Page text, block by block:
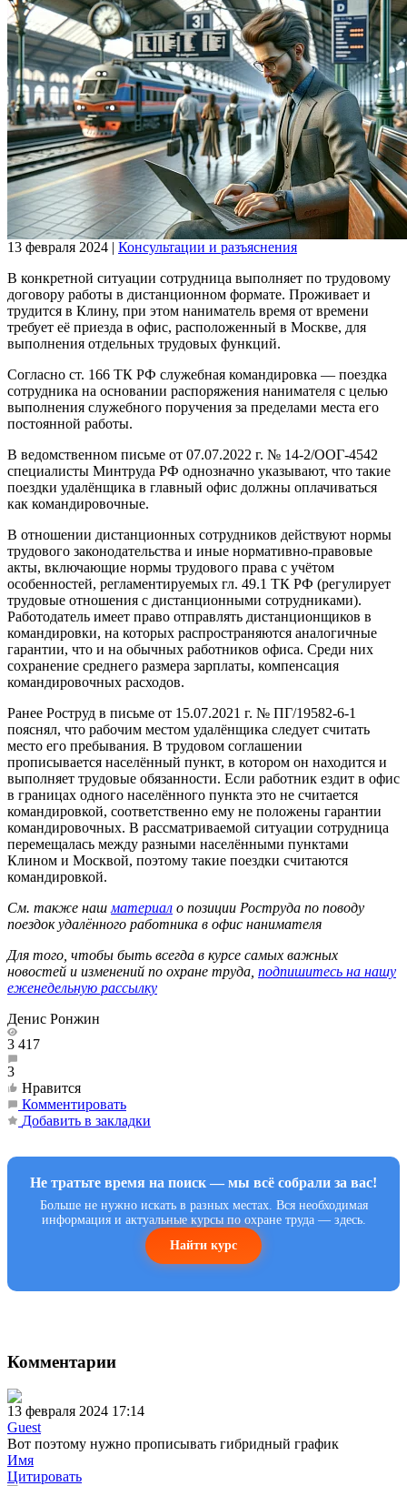
13 февраля 2024 | Консультации и разъяснения
В конкретной ситуации сотрудница выполняет по трудовому
договору работы в дистанционном формате. Проживает и
трудится в Клину, при этом наниматель время от времени
требует её приезда в офис, расположенный в Москве, для
выполнения отдельных трудовых функций.
Согласно ст. 166 ТК РФ служебная командировка — поездка
сотрудника на основании распоряжения нанимателя с целью
выполнения служебного поручения за пределами места его
постоянной работы.
В ведомственном письме от 07.07.2022 г. № 14-2/ООГ-4542
специалисты Минтруда РФ однозначно указывают, что такие
поездки удалёнщика в главный офис должны оплачиваться
как командировочные.
В отношении дистанционных сотрудников действуют нормы
трудового законодательства и иные нормативно-правовые
акты, включающие нормы трудового права с учётом
особенностей, регламентируемых гл. 49.1 ТК РФ (регулирует
трудовые отношения с дистанционными сотрудниками).
Работодатель имеет право отправлять дистанционщиков в
командировки, на которых распространяются аналогичные
гарантии, что и на обычных работников офиса. Среди них
сохранение среднего размера зарплаты, компенсация
командировочных расходов.
Ранее Роструд в письме от 15.07.2021 г. № ПГ/19582-6-1
пояснял, что рабочим местом удалёнщика следует считать
место его пребывания. В трудовом соглашении
прописывается населённый пункт, в котором он находится и
выполняет трудовые обязанности. Если работник ездит в офис
в границах одного населённого пункта это не считается
командировкой, соответственно ему не положены гарантии
командировочных. В рассматриваемой ситуации сотрудница
перемещалась между разными населёнными пунктами
Клином и Москвой, поэтому такие поездки считаются
командировкой.
См. также наш материал о позиции Роструда по поводу
поездок удалённого работника в офис нанимателя
Для того, чтобы быть всегда в курсе самых важных
новостей и изменений по охране труда, подпишитесь на нашу
еженедельную рассылку
Денис Ронжин
3 417
3
Нравится
Комментировать
Добавить в закладки
Не тратьте время на поиск — мы всё собрали за вас!
Больше не нужно искать в разных местах. Вся необходимая
информация и актуальные курсы по охране труда — здесь.
Найти курс
Комментарии
13 февраля 2024 17:14
Guest
Вот поэтому нужно прописывать гибридный график
Имя
Цитировать